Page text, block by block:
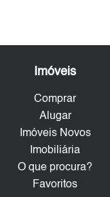
Imóveis
Comprar
Alugar
Imóveis Novos
Imobiliária
O que procura?
Favoritos